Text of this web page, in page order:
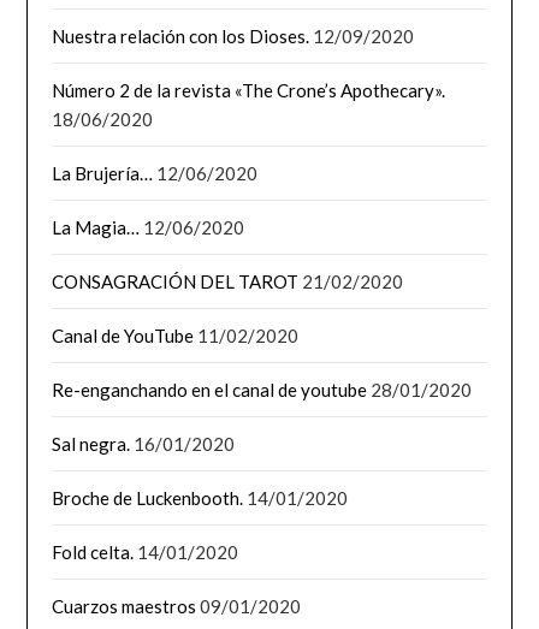
Nuestra relación con los Dioses. 12/09/2020
Número 2 de la revista «The Crone’s Apothecary».
18/06/2020
La Brujería… 12/06/2020
La Magia… 12/06/2020
CONSAGRACIÓN DEL TAROT 21/02/2020
Canal de YouTube 11/02/2020
Re-enganchando en el canal de youtube 28/01/2020
Sal negra. 16/01/2020
Broche de Luckenbooth. 14/01/2020
Fold celta. 14/01/2020
Cuarzos maestros 09/01/2020